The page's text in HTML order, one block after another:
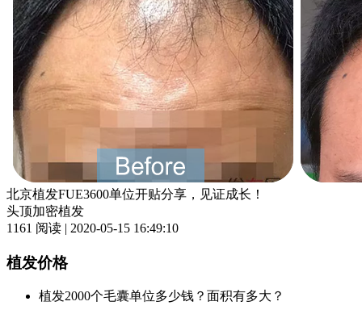
北京植发FUE3600单位开贴分享，见证成长！
头顶加密植发
1161 阅读 | 2020-05-15 16:49:10
植发价格
植发2000个毛囊单位多少钱？面积有多大？